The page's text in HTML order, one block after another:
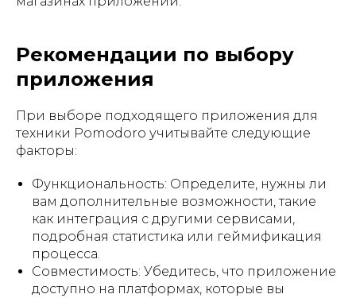
Рекомендации по выбору
приложения
При выборе подходящего приложения для
техники Pomodoro учитывайте следующие
факторы:
Функциональность: Определите, нужны ли
вам дополнительные возможности, такие
как интеграция с другими сервисами,
подробная статистика или геймификация
процесса.
Совместимость: Убедитесь, что приложение
доступно на платформах, которые вы